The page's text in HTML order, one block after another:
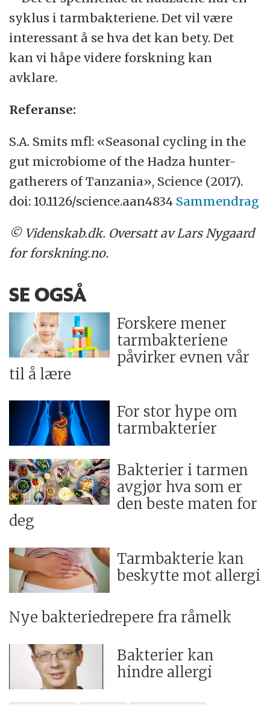
syklus i tarmbakteriene. Det vil være
interessant å se hva det kan bety. Det
kan vi håpe videre forskning kan
avklare.
Referanse:
S.A. Smits mfl: «Seasonal cycling in the
gut microbiome of the Hadza hunter-
gatherers of Tanzania», Science (2017).
doi: 10.1126/science.aan4834 Sammendrag
© Videnskab.dk. Oversatt av Lars Nygaard
for forskning.no.
SE OGSÅ
Forskere mener
tarmbakteriene
påvirker evnen vår
til å lære
For stor hype om
tarmbakterier
Bakterier i tarmen
avgjør hva som er
den beste maten for
deg
Tarmbakterie kan
beskytte mot allergi
Nye bakteriedrepere fra råmelk
Bakterier kan
hindre allergi